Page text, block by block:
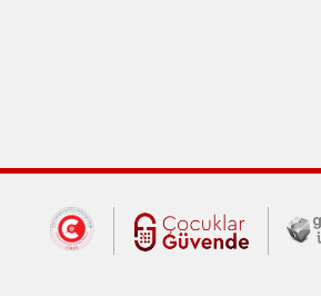
Dış Bağlantılar
Cumhurbaşkanlığı